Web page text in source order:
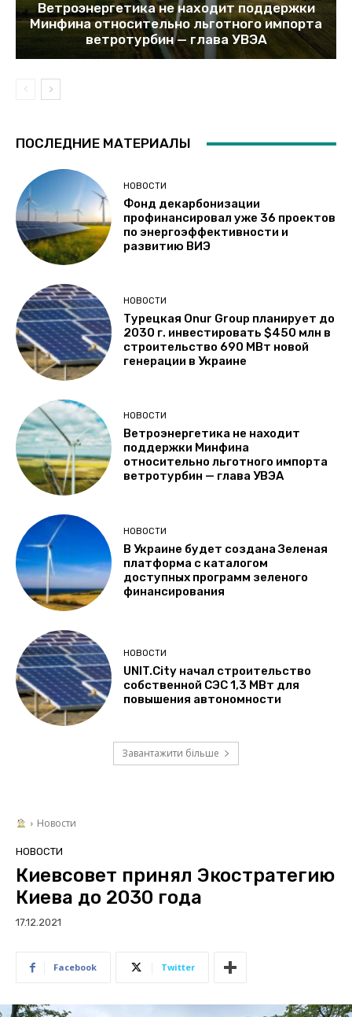
Ветроэнергетика не находит поддержки
Минфина относительно льготного импорта
ветротурбин — глава УВЭА
ПОСЛЕДНИЕ МАТЕРИАЛЫ
НОВОСТИ
Фонд декарбонизации
профинансировал уже 36 проектов
по энергоэффективности и
развитию ВИЭ
НОВОСТИ
Турецкая Onur Group планирует до
2030 г. инвестировать $450 млн в
строительство 690 МВт новой
генерации в Украине
НОВОСТИ
Ветроэнергетика не находит
поддержки Минфина
относительно льготного импорта
ветротурбин — глава УВЭА
НОВОСТИ
В Украине будет создана Зеленая
платформа с каталогом
доступных программ зеленого
финансирования
НОВОСТИ
UNIT.City начал строительство
собственной СЭС 1,3 МВт для
повышения автономности
Завантажити більше